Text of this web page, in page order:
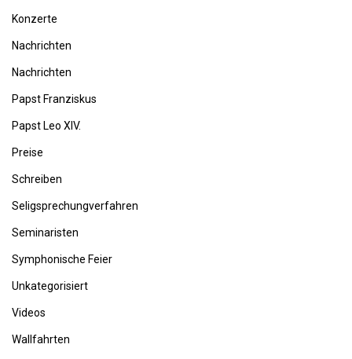
Konzerte
Nachrichten
Nachrichten
Papst Franziskus
Papst Leo XIV.
Preise
Schreiben
Seligsprechungverfahren
Seminaristen
Symphonische Feier
Unkategorisiert
Videos
Wallfahrten